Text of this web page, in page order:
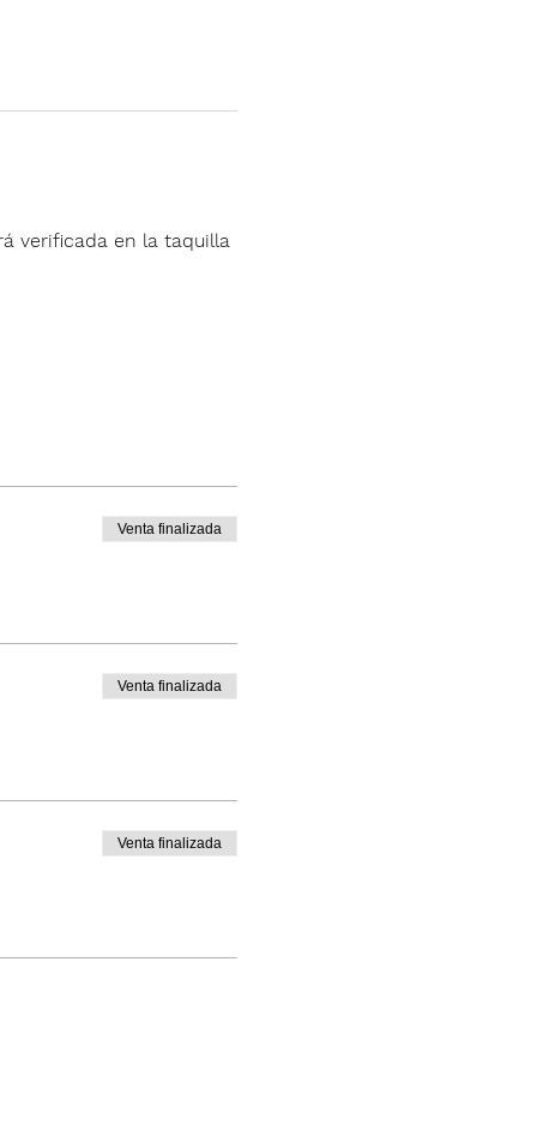
verificada en la taquilla
Venta finalizada
Venta finalizada
Venta finalizada